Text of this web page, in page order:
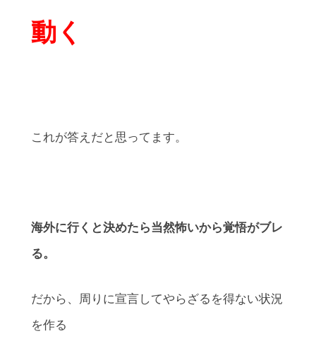
動く
これが答えだと思ってます。
海外に行くと決めたら当然怖いから覚悟がブレ
る。
だから、周りに宣言してやらざるを得ない状況
を作る